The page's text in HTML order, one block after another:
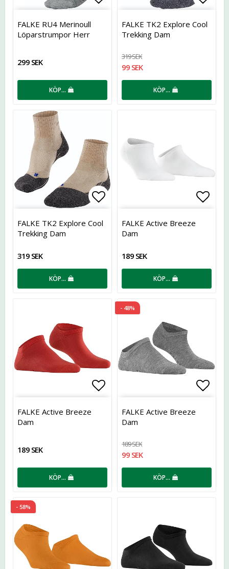
Lägg till i favoritlistan
FALKE RU4 Merinoull
Löparstrumpor Herr
299 SEK
KÖP…
FALKE TK2 Explore Cool
Trekking Dam
319 SEK
99 SEK
KÖP…
Lägg till i favoritlistan
FALKE TK2 Explore Cool
Trekking Dam
319 SEK
KÖP…
FALKE Active Breeze
Dam
189 SEK
KÖP…
Lägg till i favoritlistan
FALKE Active Breeze
Dam
189 SEK
KÖP…
- 48%
FALKE Active Breeze
Dam
189 SEK
99 SEK
KÖP…
- 58%